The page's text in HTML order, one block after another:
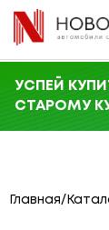
УСПЕЙ
СТАРОМУ
Главная/